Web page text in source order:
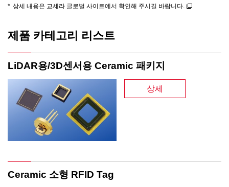
* 상세 내용은 교세라 글로벌 사이트에서 확인해 주시길 바랍니다.
제품 카테고리 리스트
LiDAR용/3D센서용 Ceramic 패키지
상세
Ceramic 소형 RFID Tag